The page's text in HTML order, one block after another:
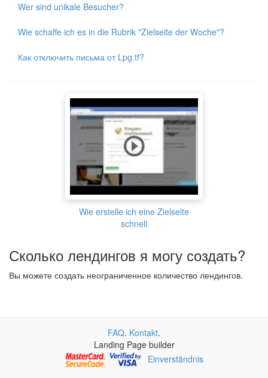
Wer sind unikale Besucher?
Wie schaffe ich es in die Rubrik "Zielseite der Woche"?
Как отключить письма от Lpg.tf?
Wie erstelle ich eine Zielseite
schnell
Сколько лендингов я могу создать?
Вы можете создать неограниченное количество лендингов.
FAQ. Kontakt.
Landing Page builder
Einverständnis